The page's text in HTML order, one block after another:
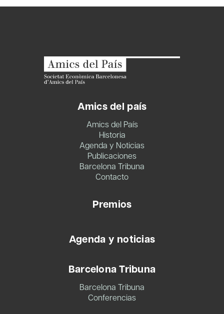
Amics del país
Amics del País
Historia
Agenda y Noticias
Publicaciones
Barcelona Tribuna
Contacto
Premios
Agenda y noticias
Barcelona Tribuna
Barcelona Tribuna
Conferencias